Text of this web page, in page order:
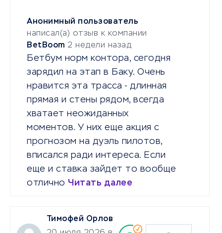
Анонимный пользователь
написал(а) отзыв к компании
BetBoom 2 недели назад
Бетбум норм контора, сегодня
зарядил на этап в Баку. Очень
нравится эта трасса - длинная
прямая и стены рядом, всегда
хватает неожиданных
моментов. У них еще акция с
прогнозом на дуэль пилотов,
вписался ради интереса. Если
еще и ставка зайдет то вообще
отлично Читать далее
Тимофей Орлов